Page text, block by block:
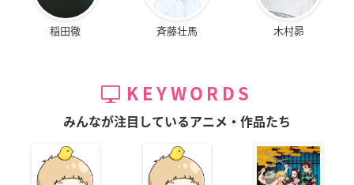
稲田徹 斉藤壮馬 木村昴
KEYWORDS
みんなが注目しているアニメ・作品たち